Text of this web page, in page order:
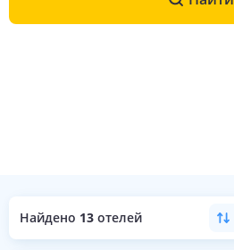
Найдено 13 отелей